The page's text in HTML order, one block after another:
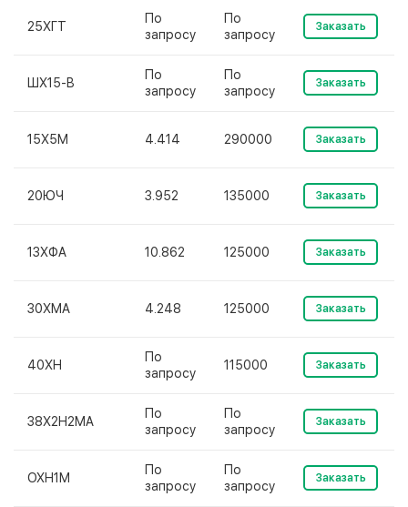
25ХГТ
По
запросу
По
запросу
Заказать
ШХ15-В
По
запросу
По
запросу
Заказать
15Х5М 4.414 290000 Заказать
20ЮЧ 3.952 135000 Заказать
13ХФА 10.862 125000 Заказать
30ХМА 4.248 125000 Заказать
40ХН
По
запросу
115000 Заказать
38Х2Н2МА
По
запросу
По
запросу
Заказать
ОХН1М
По
запросу
По
запросу
Заказать